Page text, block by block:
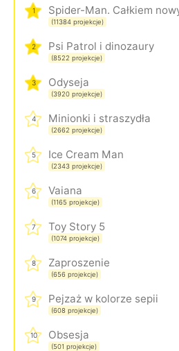
1
(11384 projekcje)
2 Psi Patrol i dinozaury
(8522 projekcje)
3 Odyseja
(3920 projekcje)
4 Minionki i straszydła
(2662 projekcje)
5 Ice Cream Man
(2343 projekcje)
6 Vaiana
(1165 projekcje)
7 Toy Story 5
(1074 projekcje)
8 Zaproszenie
(656 projekcje)
9 Pejzaż w kolorze sepii
(608 projekcje)
10 Obsesja
(501 projekcje)